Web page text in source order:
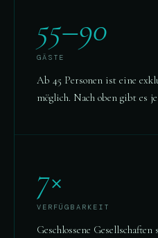
55–90
GÄSTE
Ab 45 Personen ist eine
möglich. Nach oben gibt es
7×
VERFÜGBARKEIT
Geschlossene